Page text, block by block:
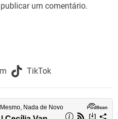
um comentário.
TikTok